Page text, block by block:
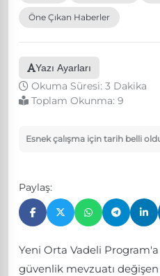
Öne Çıkan Haberler
Yazı Ayarları
Okuma Süresi: 3 Dakika
Toplam Okunma: 9
Esnek çalışma için tarih belli
Paylaş:
Yeni Orta Vadeli Program'a
güvenlik mevzuatı değişen